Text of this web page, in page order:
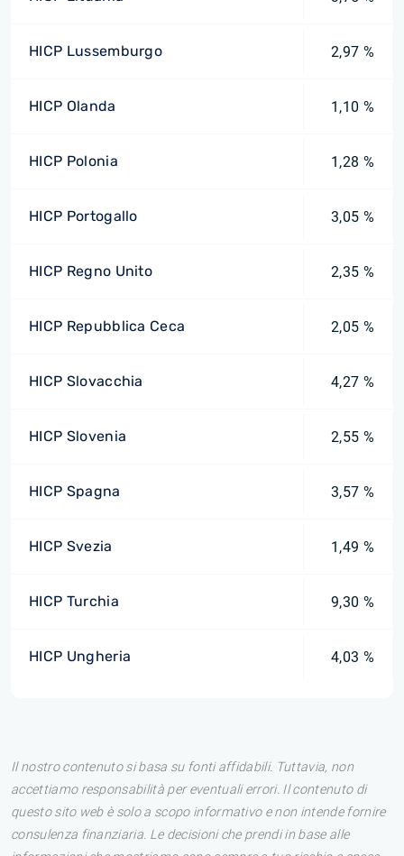
HICP Lussemburgo 2,97 %
HICP Olanda 1,10 %
HICP Polonia 1,28 %
HICP Portogallo 3,05 %
HICP Regno Unito 2,35 %
HICP Repubblica Ceca 2,05 %
HICP Slovacchia 4,27 %
HICP Slovenia 2,55 %
HICP Spagna 3,57 %
HICP Svezia 1,49 %
HICP Turchia 9,30 %
HICP Ungheria 4,03 %
Il nostro contenuto si basa su fonti affidabili. Tuttavia, non
accettiamo responsabilità per eventuali errori. Il contenuto di
questo sito web è solo a scopo informativo e non intende fornire
consulenza finanziaria. Le decisioni che prendi in base alle